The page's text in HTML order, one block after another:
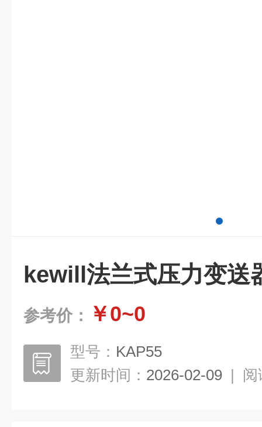
kewill法兰式压力变送
参考价： ￥0~0
型号： KAP55
更新时间： 2026-02-09 | 阅